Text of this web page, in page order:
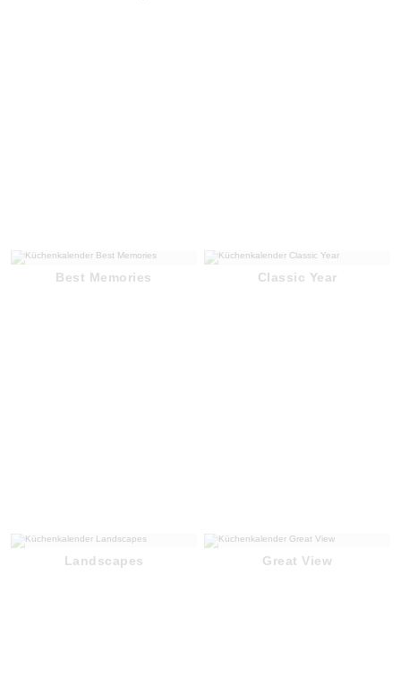
Best Memories Classic Year
Landscapes Great View